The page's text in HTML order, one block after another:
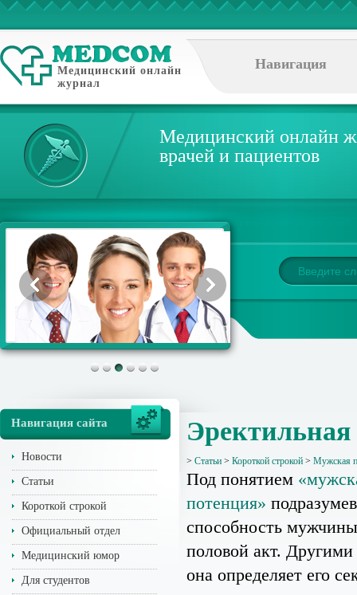
Медицинский онлайн
журнал
Навигация
Медицинский онлайн
врачей и пациентов
Навигация сайта
Новости
Статьи
Короткой строкой
Официальный отдел
Медицинский юмор
Для студентов
> Статьи > Короткой строкой > Мужская
Под понятием
потенция»
способность
половой акт.
она определяет его